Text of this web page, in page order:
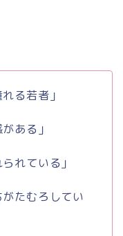
る若者」
がある」
れている」
がたむろしてい